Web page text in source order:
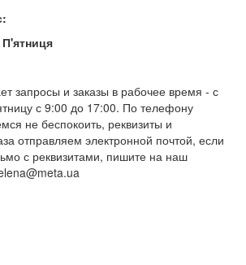
запросы и заказы в рабочее время - с
с 9:00 до 17:00. По телефону
не беспокоить, реквизиты и
отправляем электронной почтой, если
с реквизитами, пишите на наш